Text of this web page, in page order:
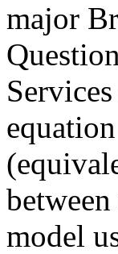
major
model